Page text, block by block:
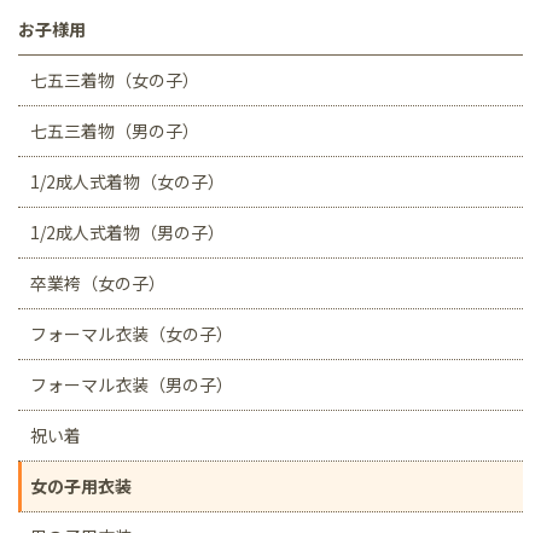
お子様用
七五三着物（女の子）
七五三着物（男の子）
1/2成人式着物（女の子）
1/2成人式着物（男の子）
卒業袴（女の子）
フォーマル衣装（女の子）
フォーマル衣装（男の子）
祝い着
女の子用衣装